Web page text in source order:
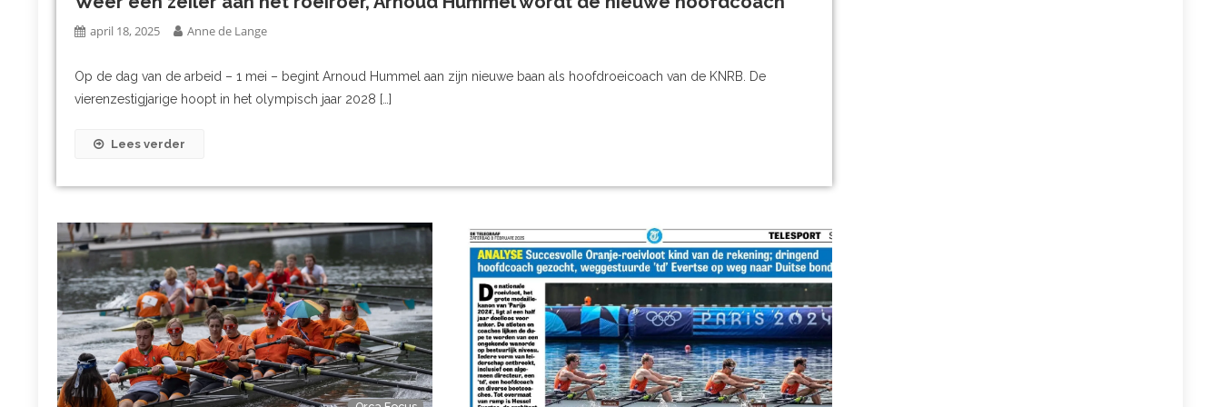
april 18, 2025 Anne de Lange
Op de dag van de arbeid – 1 mei – begint Arnoud Hummel aan zijn nieuwe baan als hoofdroeicoach van de KNRB. De
vierenzestigjarige hoopt in het olympisch jaar 2028 […]
Lees verder